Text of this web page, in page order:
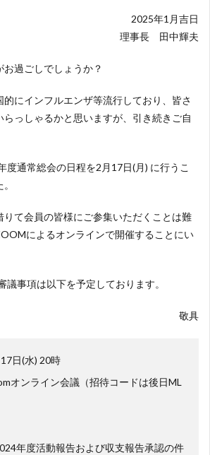
2025年1月吉日
理事長 田中輝夫
過ごしでしょうか？
にインフルエンザ等流行しており、皆さ
らっしゃるかと思いますが、引き続きご自
度通常総会の日程を2月17日(月) に行うこ
りて会員の皆様にご参集いただくことは難
によるオンラインで開催することにい
議事項は以下を予定しております。
敬具
日(水) 20時
オンライン会議（招待コードは後日ML
年度活動報告および収支報告承認の件